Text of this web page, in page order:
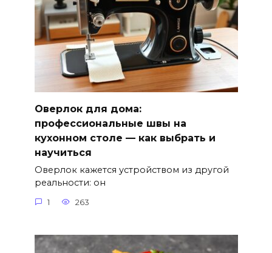
Оверлок для дома:
профессиональные швы на
кухонном столе — как выбрать и
научиться
Оверлок кажется устройством из другой
реальности: он
1 263